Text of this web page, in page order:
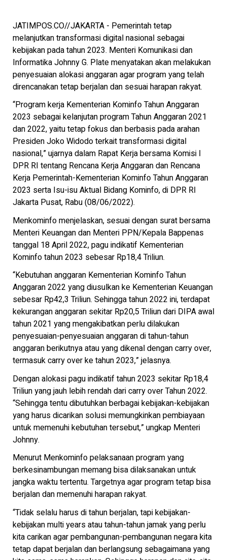
JATIMPOS.CO//JAKARTA - Pemerintah tetap
melanjutkan transformasi digital nasional sebagai
kebijakan pada tahun 2023. Menteri Komunikasi dan
Informatika Johnny G. Plate menyatakan akan melakukan
penyesuaian alokasi anggaran agar program yang telah
direncanakan tetap berjalan dan sesuai harapan rakyat.
“Program kerja Kementerian Kominfo Tahun Anggaran
2023 sebagai kelanjutan program Tahun Anggaran 2021
dan 2022, yaitu tetap fokus dan berbasis pada arahan
Presiden Joko Widodo terkait transformasi digital
nasional,” ujarnya dalam Rapat Kerja bersama Komisi I
DPR RI tentang Rencana Kerja Anggaran dan Rencana
Kerja Pemerintah-Kementerian Kominfo Tahun Anggaran
2023 serta Isu-isu Aktual Bidang Kominfo, di DPR RI
Jakarta Pusat, Rabu (08/06/2022).
Menkominfo menjelaskan, sesuai dengan surat bersama
Menteri Keuangan dan Menteri PPN/Kepala Bappenas
tanggal 18 April 2022, pagu indikatif Kementerian
Kominfo tahun 2023 sebesar Rp18,4 Triliun.
“Kebutuhan anggaran Kementerian Kominfo Tahun
Anggaran 2022 yang diusulkan ke Kementerian Keuangan
sebesar Rp42,3 Triliun. Sehingga tahun 2022 ini, terdapat
kekurangan anggaran sekitar Rp20,5 Triliun dari DIPA awal
tahun 2021 yang mengakibatkan perlu dilakukan
penyesuaian-penyesuaian anggaran di tahun-tahun
anggaran berikutnya atau yang dikenal dengan carry over,
termasuk carry over ke tahun 2023,” jelasnya.
Dengan alokasi pagu indikatif tahun 2023 sekitar Rp18,4
Triliun yang jauh lebih rendah dari carry over Tahun 2022.
“Sehingga tentu dibutuhkan berbagai kebijakan-kebijakan
yang harus dicarikan solusi memungkinkan pembiayaan
untuk memenuhi kebutuhan tersebut,” ungkap Menteri
Johnny.
Menurut Menkominfo pelaksanaan program yang
berkesinambungan memang bisa dilaksanakan untuk
jangka waktu tertentu. Targetnya agar program tetap bisa
berjalan dan memenuhi harapan rakyat.
“Tidak selalu harus di tahun berjalan, tapi kebijakan-
kebijakan multi years atau tahun-tahun jamak yang perlu
kita carikan agar pembangunan-pembangunan negara kita
tetap dapat berjalan dan berlangsung sebagaimana yang